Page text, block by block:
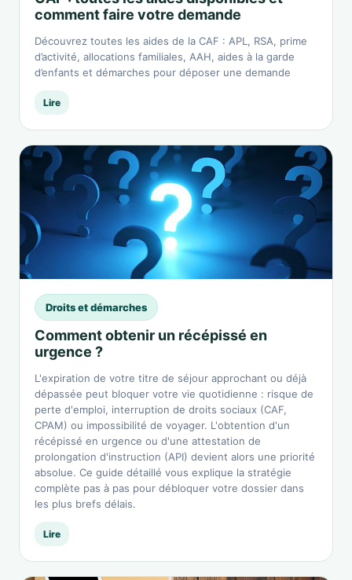
comment faire votre demande
Découvrez toutes les aides de la CAF : APL, RSA, prime
d’activité, allocations familiales, AAH, aides à la garde
d’enfants et démarches pour déposer une demande
Lire
Droits et démarches
Comment obtenir un récépissé en
urgence ?
L'expiration de votre titre de séjour approchant ou déjà
dépassée peut bloquer votre vie quotidienne : risque de
perte d'emploi, interruption de droits sociaux (CAF,
CPAM) ou impossibilité de voyager. L'obtention d'un
récépissé en urgence ou d'une attestation de
prolongation d'instruction (API) devient alors une priorité
absolue. Ce guide détaillé vous explique la stratégie
complète pas à pas pour débloquer votre dossier dans
les plus brefs délais.
Lire